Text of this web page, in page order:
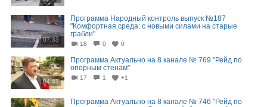
07:33
Программа Народный контроль выпуск №187
"Комфортная среда: с новыми силами на старые
грабли"
18 0 0
04:47
Программа Актуально на 8 канале № 769 "Рейд по
опорным стенам"
17 1 +1
Программа Актуально на 8 канале № 746 "Рейд по